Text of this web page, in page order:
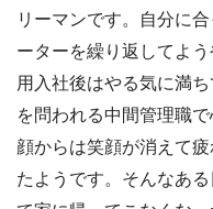
リーマンです。自分に
ーターを繰り返してよ
用入社後はやる気に満
を問われる中間管理職
顔からは笑顔が消えて
たようです。そんなあ